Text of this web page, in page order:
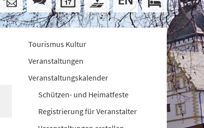
Tourismus Kultur
Veranstaltungen
Veranstaltungskalender
Schützen- und Heimatfeste
Registrierung für Veranstalter